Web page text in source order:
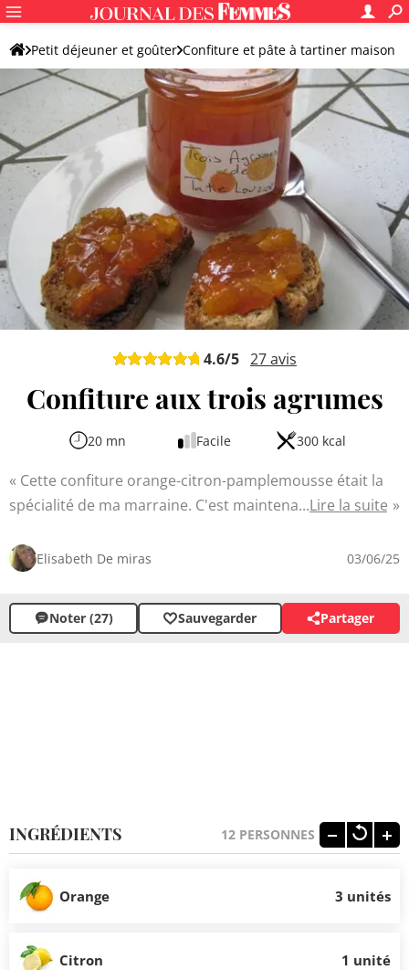
Petit déjeuner et goûter Confiture et pâte à tartiner maison
Confiture maison Confiture d'orange
4.6/5 27avis
Confiture aux trois agrumes
20 mn Facile 300 kcal
Cette confiture orange-citron-pamplemousse était la
spécialité de ma marraine. C'est maintenant moi qui
déjeuner ou à l'heure du thé, accompagnée d'un Earl
Grey. Cette confiture aux trois agrumes est une véritable
explosion de saveurs méditerranéennes, alliant
douceur, acidité et amertume subtile pour un mélange
Lire la suite
Elisabeth De miras 03/06/25
Noter (27) Sauvegarder Partager
INGRÉDIENTS 12 PERSONNES
Orange 3 unités
Citron 1 unité